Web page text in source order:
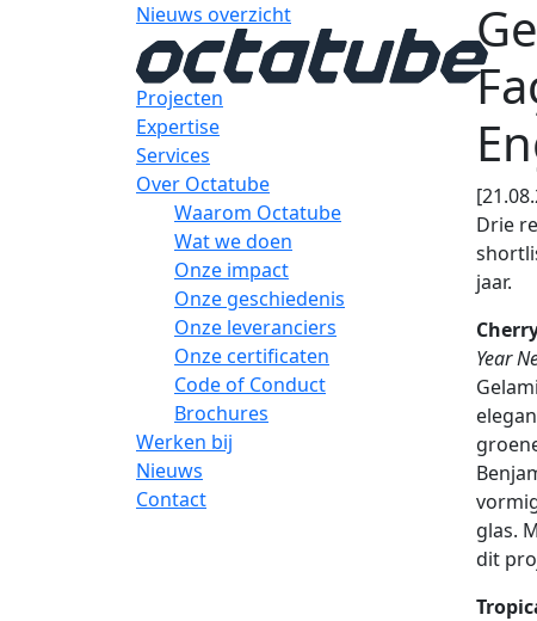
Projecten
Expertise
Services
Over Octatube
Waarom Octatube
Wat we doen
Onze impact
Onze geschiedenis
Onze leveranciers
Onze certificaten
Code of Conduct
Brochures
Werken bij
Nieuws
Contact
Nieuws overzicht
Drie
jaar.
Year
glas.
dit